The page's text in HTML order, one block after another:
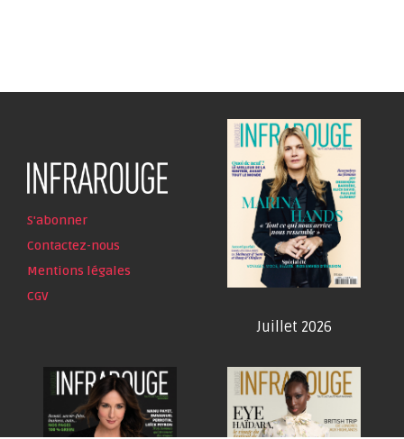
S'abonner
Contactez-nous
Mentions légales
CGV
Juillet 2026